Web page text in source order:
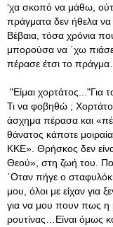
‘χα σκοπό να μάθω,
πράγματα δεν ήθελα να
Βέβαια, τόσα χρόνια
μπορούσα να ΄χω
πέρασε έτσι το
"Είμαι χορτάτος..."Για
Τι να φοβηθώ ;
άσχημα πέρασα και
θάνατος κάποτε
ΚΚΕ». Θρήσκος δεν
Θεού», στη ζωή του.
΄Οταν πήγε ο
μου, όλοι με είχαν για
για να μου πουν πως η
ρουτίνας…Είναι όμως